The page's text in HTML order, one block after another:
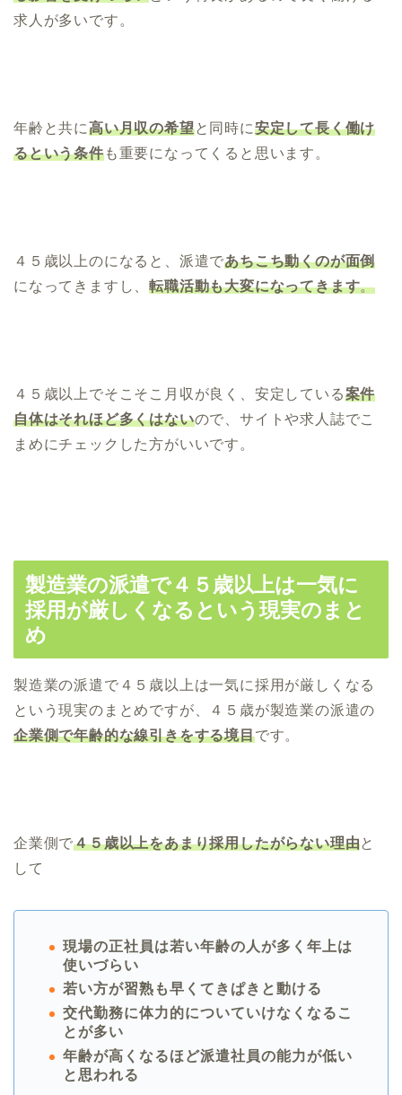
求人が多いです。
年齢と共に高い月収の希望と同時に安定して長く働け
るという条件も重要になってくると思います。
４５歳以上のになると、派遣であちこち動くのが面倒
になってきますし、転職活動も大変になってきます。
４５歳以上でそこそこ月収が良く、安定している案件
自体はそれほど多くはないので、サイトや求人誌でこ
まめにチェックした方がいいです。
製造業の派遣で４５歳以上は一気に
採用が厳しくなるという現実のまと
め
製造業の派遣で４５歳以上は一気に採用が厳しくなる
という現実のまとめですが、４５歳が製造業の派遣の
企業側で年齢的な線引きをする境目です。
企業側で４５歳以上をあまり採用したがらない理由と
して
現場の正社員は若い年齢の人が多く年上は
使いづらい
若い方が習熟も早くてきぱきと動ける
交代勤務に体力的についていけなくなるこ
とが多い
年齢が高くなるほど派遣社員の能力が低い
と思われる